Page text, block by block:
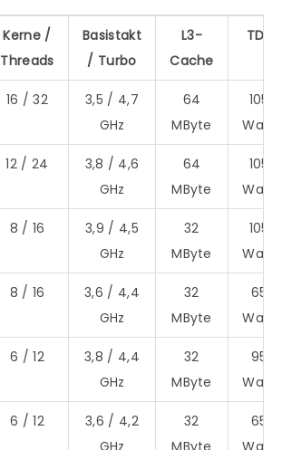
Kerne /
Threads
Basistakt
/ Turbo
L3-
Cache
TDP
16 / 32
3,5 / 4,7
GHz
64
MByte
105
Watt
12 / 24
3,8 / 4,6
GHz
64
MByte
105
Watt
8 / 16
3,9 / 4,5
GHz
32
MByte
105
Watt
8 / 16
3,6 / 4,4
GHz
32
MByte
65
Watt
6 / 12
3,8 / 4,4
GHz
32
MByte
95
Watt
6 / 12
3,6 / 4,2
32
65